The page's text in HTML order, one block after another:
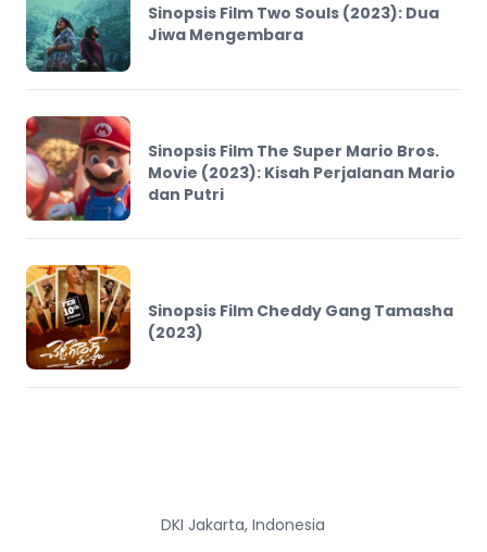
Sinopsis Film Two Souls (2023): Dua
Jiwa Mengembara
Sinopsis Film The Super Mario Bros.
Movie (2023): Kisah Perjalanan Mario
dan Putri
Sinopsis Film Cheddy Gang Tamasha
(2023)
DKI Jakarta, Indonesia